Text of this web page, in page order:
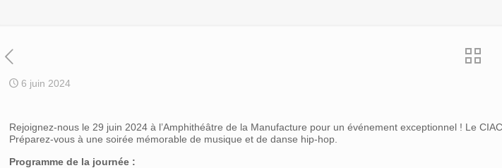
6 juin 2024
Rejoignez-nous le 29 juin 2024 à l’Amphithéâtre de la Manufacture pour un événement exceptionnel ! Le
Préparez-vous à une soirée mémorable de musique et de danse hip-hop.
Programme de la journée :